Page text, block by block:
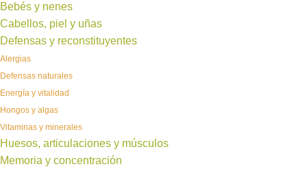
Bebés y nenes
Cabellos, piel y uñas
Defensas y reconstituyentes
Alergias
Defensas naturales
Energía y vitalidad
Hongos y algas
Vitaminas y minerales
Huesos, articulaciones y músculos
Memoria y concentración